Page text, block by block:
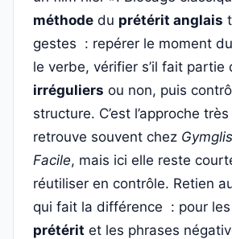
méthode du prétérit anglais
gestes : repérer le moment
le verbe, vérifier s’il fait partie
irréguliers ou non, puis
structure. C’est l’approche
retrouve souvent chez
Facile, mais ici elle reste
réutiliser en contrôle. Retien
qui fait la différence : pour les
prétérit et les phrases